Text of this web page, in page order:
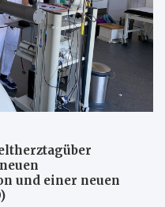
und einer neuen